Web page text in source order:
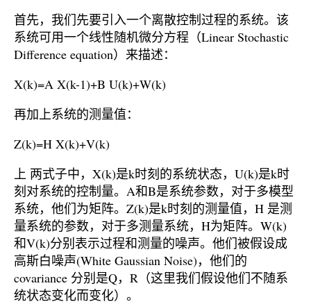
首先，我们先要引入一个离散控制过程的系统。该
系统可用一个线性随机微分方程（Linear Stochastic
Difference equation）来描述：
X(k)=A X(k-1)+B U(k)+W(k)
再加上系统的测量值：
Z(k)=H X(k)+V(k)
上 两式子中，X(k)是k时刻的系统状态，U(k)是k时
刻对系统的控制量。A和B是系统参数，对于多模型
系统，他们为矩阵。Z(k)是k时刻的测量值，H 是测
量系统的参数，对于多测量系统，H为矩阵。W(k)
和V(k)分别表示过程和测量的噪声。他们被假设成
高斯白噪声(White Gaussian Noise)，他们的
covariance 分别是Q，R（这里我们假设他们不随系
统状态变化而变化）。